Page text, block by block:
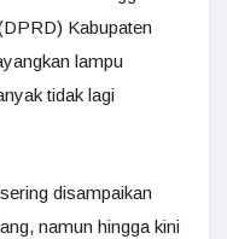
Kabupaten
lampu
tidak lagi
disampaikan
namun hingga kini